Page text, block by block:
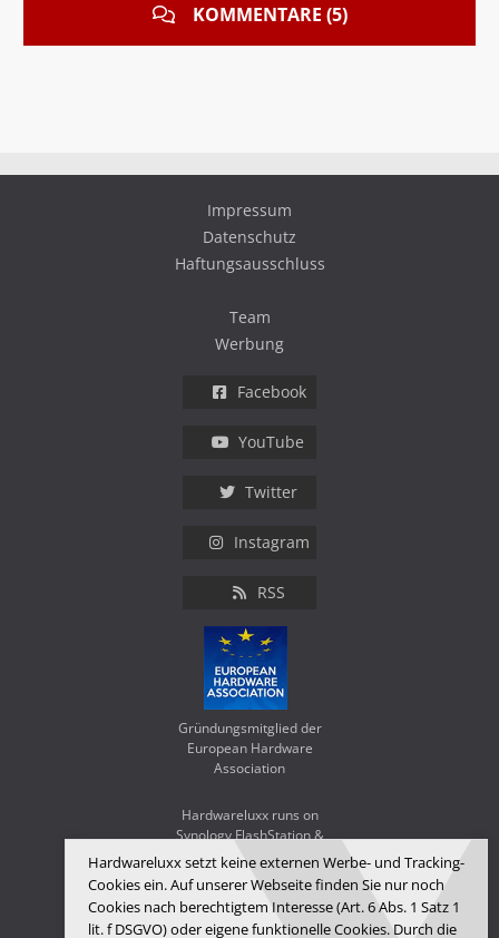
KOMMENTARE (5)
Hardwareluxx setzt keine externen Werbe- und Tracking-
Cookies ein. Auf unserer Webseite finden Sie nur noch
Cookies nach berechtigtem Interesse (Art. 6 Abs. 1 Satz 1
lit. f DSGVO) oder eigene funktionelle Cookies. Durch die
Impressum
Datenschutz
Haftungsausschluss
Team
Werbung
Facebook
YouTube
Twitter
Instagram
RSS
Gründungsmitglied der
European Hardware
Association
Hardwareluxx runs on
Synology FlashStation &
WD Red SA500